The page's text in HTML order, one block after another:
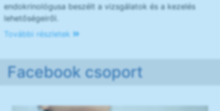
endokrinológusa beszélt a vizsgálatok és a kezelés
lehetőségeiről.
További részletek
Facebook csoport